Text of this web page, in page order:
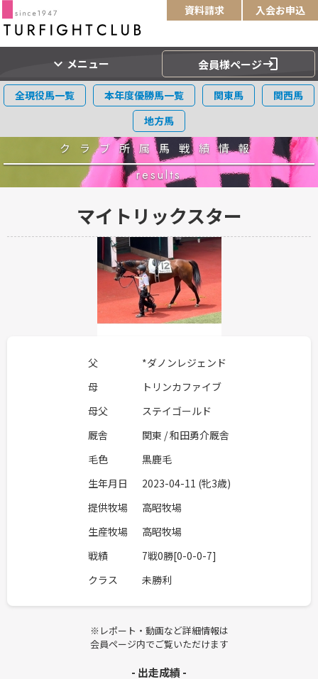
資料請求 入会お申込
expand_more メニュー 会員様ページlogin
全現役馬一覧 本年度優勝馬一覧 関東馬
関西馬
地方馬
クラブ所属馬戦績情報
results
マイトリックスター
父
*ダノンレジェンド
母
トリンカファイブ
母父
ステイゴールド
厩舎
関東 / 和田勇介厩舎
毛色
黒鹿毛
生年月日
2023-04-11 (牝3歳)
提供牧場
高昭牧場
生産牧場
高昭牧場
戦績
7戦0勝[0-0-0-7]
クラス
未勝利
※レポート・動画など詳細情報は
会員ページ内でご覧いただけます
- 出走成績 -